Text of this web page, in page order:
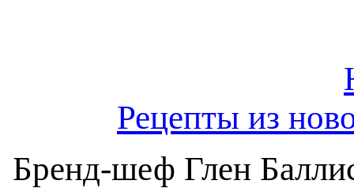
Рецепты из
Бренд-шеф Глен